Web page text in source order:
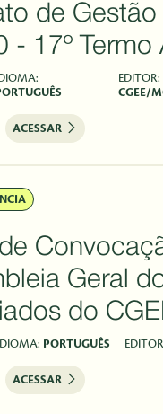
de
- 17º Termo
EDITOR:
CGEE/
ACESSAR
Geral
do
IDIOMA: PORTUGUÊS
ACESSAR